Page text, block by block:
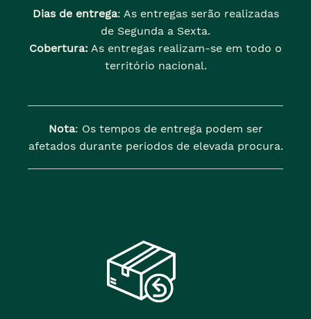
Dias de entrega: As entregas serão realizadas
de Segunda a Sexta.
Cobertura: As entregas realizam-se em todo o
território nacional.
Nota: Os tempos de entrega podem ser
afetados durante periodos de elevada procura.